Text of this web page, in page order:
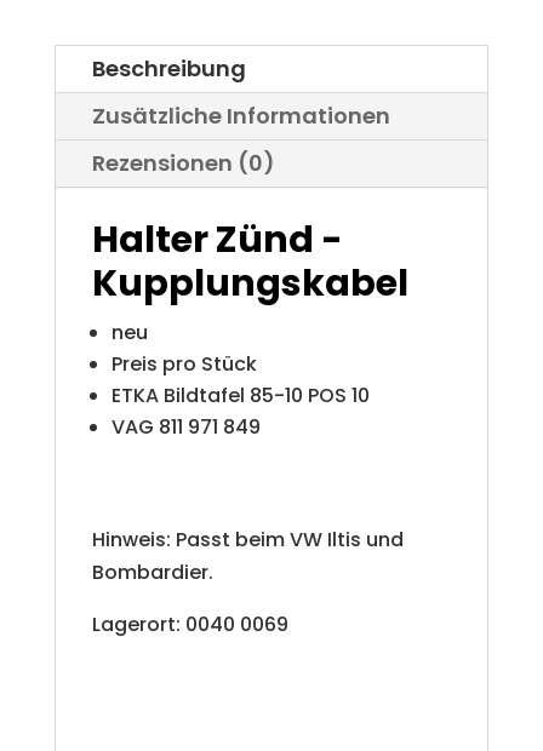
Menge
r
n
Beschreibung
Zusätzliche Informationen
Rezensionen (0)
Halter Zünd -
Kupplungskabel
neu
Preis pro Stück
ETKA Bildtafel 85-10 POS 10
VAG 811 971 849
Hinweis: Passt beim VW Iltis und
Bombardier.
Lagerort: 0040 0069